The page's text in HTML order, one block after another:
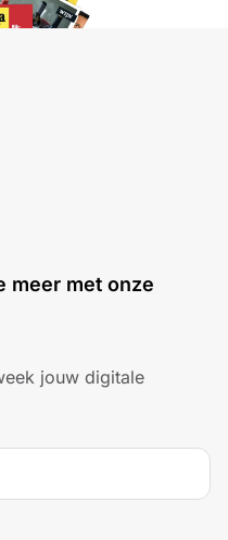
meer met onze
jouw digitale